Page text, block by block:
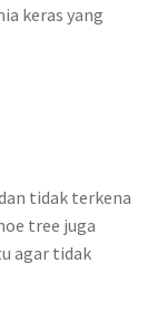
keras yang
tidak terkena
tree juga
agar tidak